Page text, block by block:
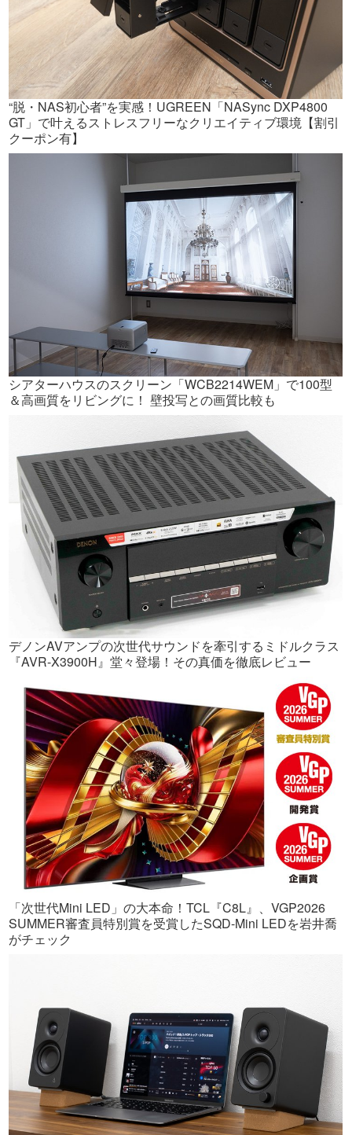
“脱・NAS初心者”を実感！UGREEN「NASync DXP4800
GT」で叶えるストレスフリーなクリエイティブ環境【割引
クーポン有】
シアターハウスのスクリーン「WCB2214WEM」で100型
＆高画質をリビングに！ 壁投写との画質比較も
デノンAVアンプの次世代サウンドを牽引するミドルクラス
『AVR-X3900H』堂々登場！その真価を徹底レビュー
「次世代Mini LED」の大本命！TCL『C8L』、VGP2026
SUMMER審査員特別賞を受賞したSQD-Mini LEDを岩井喬
がチェック